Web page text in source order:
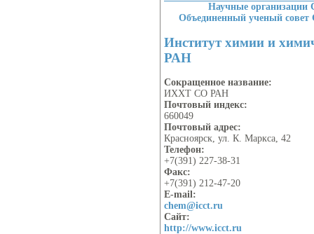
Научные организации
Объединенный ученый
Институт химии и
РАН
Сокращенное название:
ИХХТ СО РАН
Почтовый индекс:
660049
Почтовый адрес:
Красноярск, ул. К. Маркса, 42
Телефон:
+7(391) 227-38-31
Факс:
+7(391) 212-47-20
E-mail:
chem@icct.ru
Сайт:
http://www.icct.ru